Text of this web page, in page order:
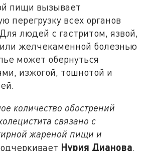
пищи вызывает
перегрузку всех органов
людей с гастритом, язвой,
желчекаменной болезнью
может обернуться
изжогой, тошнотой и
количество обострений
связано с
жареной пищи и
Нурия Дианова.